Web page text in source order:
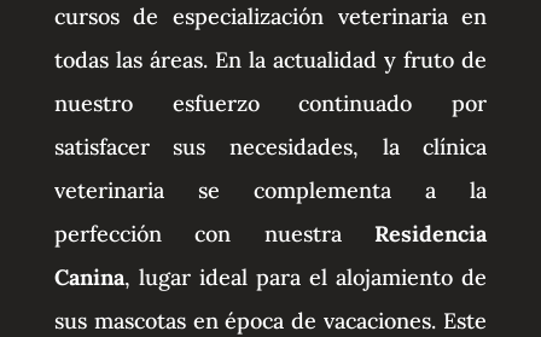
cursos de especialización veterinaria en
todas las áreas. En la actualidad y fruto de
nuestro esfuerzo continuado por
satisfacer sus necesidades, la clínica
veterinaria se complementa a la
perfección con nuestra Residencia
Canina, lugar ideal para el alojamiento de
sus mascotas en época de vacaciones. Este